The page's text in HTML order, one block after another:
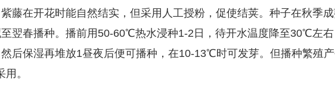
藤在开花时能自然结实，但采用人工授粉，促使结荚。种子在秋季
翌春播种。播前用50-60℃热水浸种1-2日，待开水温度降至30℃左右
后保湿再堆放1昼夜后便可播种，在10-13℃时可发芽。但播种繁殖
。